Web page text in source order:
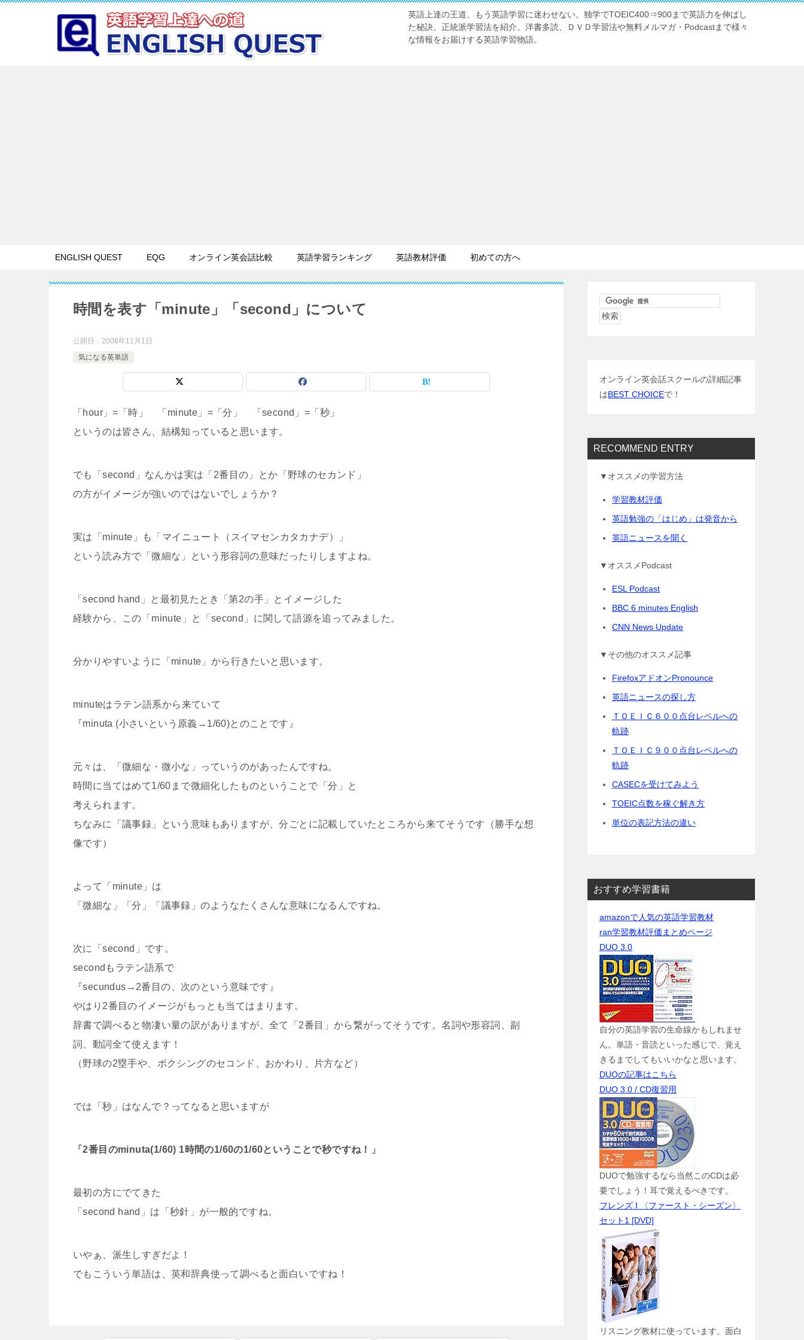
英語上達の王道、もう英語学習に迷わせない。独学でTOEIC400⇒900まで英語力を伸ばし
た秘訣、正統派学習法を紹介。洋書多読、ＤＶＤ学習法や無料メルマガ・Podcastまで様々
な情報をお届けする英語学習物語。
ENGLISH QUEST EQG オンライン英会話比較 英語学習ランキング 英語教材評価 初めての方へ
時間を表す「minute」「second」について
公開日： 2008年11月1日
気になる英単語
「hour」=「時」 「minute」=「分」 「second」=「秒」
というのは皆さん、結構知っていると思います。
でも「second」なんかは実は「2番目の」とか「野球のセカンド」
の方がイメージが強いのではないでしょうか？
実は「minute」も「マイニュート（スイマセンカタカナデ）」
という読み方で「微細な」という形容詞の意味だったりしますよね。
「second hand」と最初見たとき「第2の手」とイメージした
経験から、この「minute」と「second」に関して語源を追ってみました。
分かりやすいように「minute」から行きたいと思います。
minuteはラテン語系から来ていて
『minuta (小さいという原義→1/60)とのことです』
元々は、「微細な・微小な」っていうのがあったんですね。
時間に当てはめて1/60まで微細化したものということで「分」と
考えられます。
ちなみに「議事録」という意味もありますが、分ごとに記載していたところから来てそうです（勝手な想
像です）
よって「minute」は
「微細な」「分」「議事録」のようなたくさんな意味になるんですね。
次に「second」です。
secondもラテン語系で
『secundus→2番目の、次のという意味です』
やはり2番目のイメージがもっとも当てはまります。
辞書で調べると物凄い量の訳がありますが、全て「2番目」から繋がってそうです。名詞や形容詞、副
詞、動詞全て使えます！
（野球の2塁手や、ボクシングのセコンド、おかわり、片方など）
では「秒」はなんで？ってなると思いますが
「2番目のminuta(1/60) 1時間の1/60の1/60ということで秒ですね！」
最初の方にでてきた
「second hand」は「秒針」が一般的ですね。
いやぁ、派生しすぎだよ！
でもこういう単語は、英和辞典使って調べると面白いですね！
オンライン英会話スクールの詳細記事
はBEST CHOICEで！
RECOMMEND ENTRY
▼オススメの学習方法
学習教材評価
英語勉強の「はじめ」は発音から
英語ニュースを聞く
▼オススメPodcast
ESL Podcast
BBC 6 minutes English
CNN News Update
▼その他のオススメ記事
FirefoxアドオンPronounce
英語ニュースの探し方
ＴＯＥＩＣ６００点台レベルへの
軌跡
ＴＯＥＩＣ９００点台レベルへの
軌跡
CASECを受けてみよう
TOEIC点数を稼ぐ解き方
単位の表記方法の違い
おすすめ学習書籍
amazonで人気の英語学習教材
ran学習教材評価まとめページ
DUO 3.0
自分の英語学習の生命線かもしれませ
ん。単語・音読といった感じで、覚え
きるまでしてもいいかなと思います。
DUOの記事はこちら
DUO 3.0 / CD復習用
DUOで勉強するなら当然このCDは必
要でしょう！耳で覚えるべきです。
フレンズ I 〈ファースト・シーズン〉
セット1 [DVD]
リスニング教材に使っています。面白